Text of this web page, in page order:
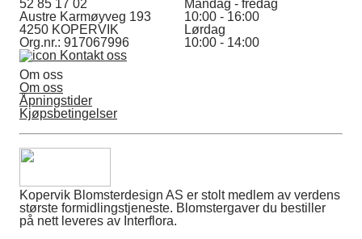
52 85 17 02
Austre Karmøyveg 193
4250 KOPERVIK
Org.nr.: 917067996
Kontakt oss
Mandag - fredag
10:00 - 16:00
Lørdag
10:00 - 14:00
Om oss
Om oss
Åpningstider
Kjøpsbetingelser
Kopervik Blomsterdesign AS er stolt medlem av verdens
største formidlingstjeneste. Blomstergaver du bestiller
på nett leveres av Interflora.